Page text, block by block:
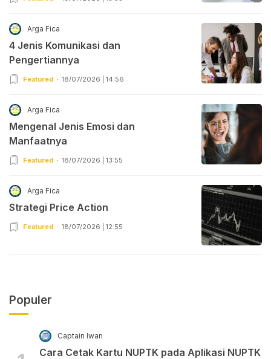
Arga Fica
4 Jenis Komunikasi dan
Pengertiannya
Featured 18/07/2026 | 14:56
Arga Fica
Mengenal Jenis Emosi dan
Manfaatnya
Featured 18/07/2026 | 13:55
Arga Fica
Strategi Price Action
Featured 18/07/2026 | 12:55
Populer
Captain Iwan
Cara Cetak Kartu NUPTK pada Aplikasi NUPTK